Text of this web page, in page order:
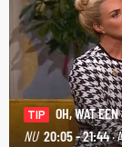
TIP
OH, WAT
NU 20:05 - 21:44·